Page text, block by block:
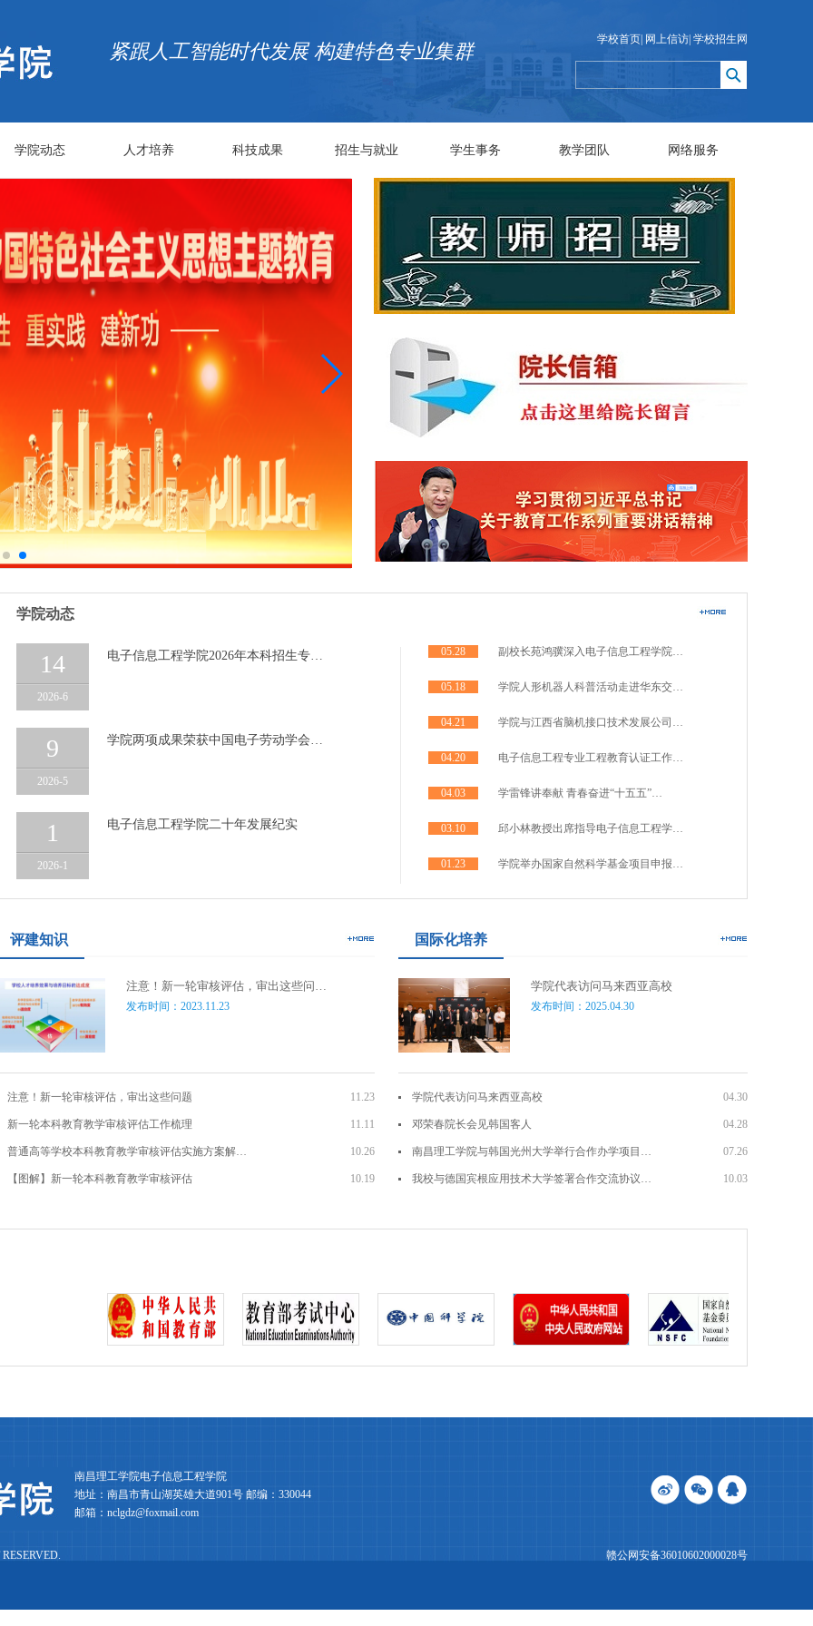
学校首页 网上信访 学校招生网
紧跟人工智能时代发展 构建特色专业集群
学院动态 人才培养 科技成果 招生与就业 学生事务 教学团队 网络服务
学院动态
14
2026-6
电子信息工程学院2026年本科招生专…
9
2026-5
学院两项成果荣获中国电子劳动学会…
1
2026-1
电子信息工程学院二十年发展纪实
05.28 副校长苑鸿骥深入电子信息工程学院…
05.18 学院人形机器人科普活动走进华东交…
04.21 学院与江西省脑机接口技术发展公司…
04.20 电子信息工程专业工程教育认证工作…
04.03 学雷锋讲奉献 青春奋进“十五五”…
03.10 邱小林教授出席指导电子信息工程学…
01.23 学院举办国家自然科学基金项目申报…
评建知识
注意！新一轮审核评估，审出这些问…
发布时间：2023.11.23
11.23
注意！新一轮审核评估，审出这些问题
11.11
新一轮本科教育教学审核评估工作梳理
10.26
普通高等学校本科教育教学审核评估实施方案解…
10.19
【图解】新一轮本科教育教学审核评估
国际化培养
学院代表访问马来西亚高校
发布时间：2025.04.30
04.30
学院代表访问马来西亚高校
04.28
邓荣春院长会见韩国客人
07.26
南昌理工学院与韩国光州大学举行合作办学项目…
10.03
我校与德国宾根应用技术大学签署合作交流协议…
南昌理工学院电子信息工程学院
地址：南昌市青山湖英雄大道901号 邮编：330044
邮箱：nclgdz@foxmail.com
赣公网安备36010602000028号